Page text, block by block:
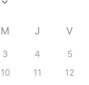
M J V
3 4 5
10 11 12